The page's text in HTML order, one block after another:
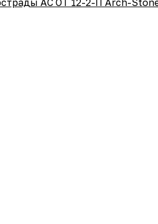
АС ОТ 12-2-П Arch-